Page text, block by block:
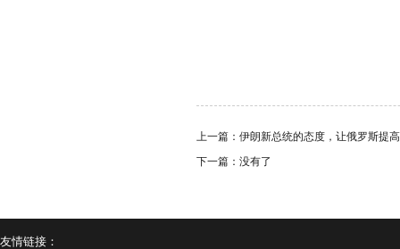
上一篇： 伊朗新总统的态度，让俄罗斯提
下一篇：没有了
友情链接：